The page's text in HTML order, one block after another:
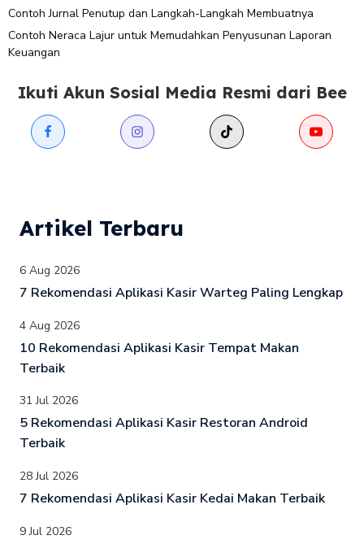
Contoh Jurnal Penutup dan Langkah-Langkah Membuatnya
Contoh Neraca Lajur untuk Memudahkan Penyusunan Laporan
Keuangan
Ikuti Akun Sosial Media Resmi dari Bee
Artikel Terbaru
6 Aug 2026
7 Rekomendasi Aplikasi Kasir Warteg Paling Lengkap
4 Aug 2026
10 Rekomendasi Aplikasi Kasir Tempat Makan
Terbaik
31 Jul 2026
5 Rekomendasi Aplikasi Kasir Restoran Android
Terbaik
28 Jul 2026
7 Rekomendasi Aplikasi Kasir Kedai Makan Terbaik
9 Jul 2026